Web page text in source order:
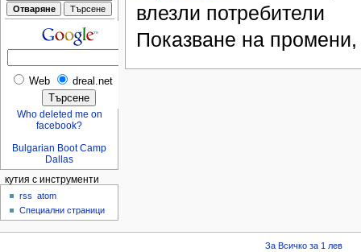
влезли потребители
Показване на
Web dreal.net
Who deleted me on
facebook?
Bulgarian Boot Camp
Dallas
кутия с инструменти
rss
atom
Специални страници
За Всичко за 1 лев